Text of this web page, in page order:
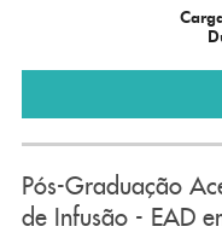
Pós-Graduação
de Infusão - EAD